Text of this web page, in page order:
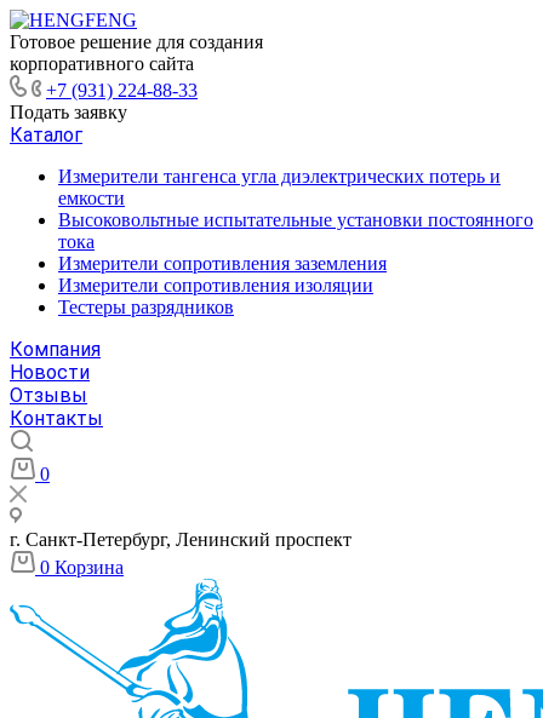
Готовое решение для создания
корпоративного сайта
+7 (931) 224-88-33
Подать заявку
Каталог
Измерители тангенса угла диэлектрических потерь и
емкости
Высоковольтные испытательные установки постоянного
тока
Измерители сопротивления заземления
Измерители сопротивления изоляции
Тестеры разрядников
Компания
Новости
Отзывы
Контакты
0
г. Санкт-Петербург, Ленинский проспект
0 Корзина